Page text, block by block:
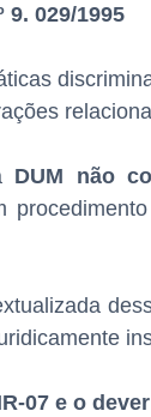
9. 029/1995
DUM não
07 e o